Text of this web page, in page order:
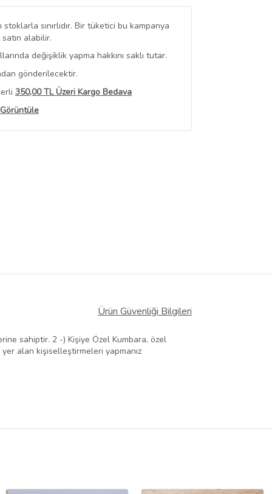
stoklarla sınırlıdır. Bir tüketici bu kampanya
alabilir.
değişiklik yapma hakkını saklı tutar.
gönderilecektir.
350,00 TL Üzeri Kargo Bedava
fiyat bilgileri, satıcı tarafından
Ürün Güvenliği Bilgileri
sahiptir. 2 -) Kişiye Özel Kumbara, özel
alan kişiselleştirmeleri yapmanız